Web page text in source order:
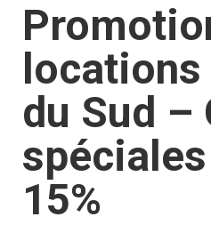
Toutes les
Destinations
A
du Sud –
spéciales
15%